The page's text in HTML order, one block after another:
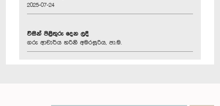
2025-07-24
විසින් පිළිතුරු දෙන ලදී
ගරු ආචාර්ය හරිනි අමරසූරිය, පා.ම.